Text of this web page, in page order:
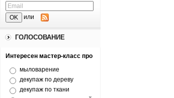
или
ГОЛОСОВАНИЕ
Интересен мастер-класс про
мыловарение
декупаж по дереву
декупаж по ткани